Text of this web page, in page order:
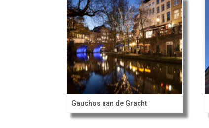
Gauchos aan de Gracht